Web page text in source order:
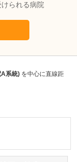
られる病院
A系統) を中心に直線距